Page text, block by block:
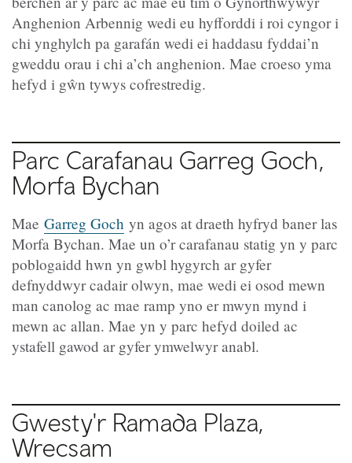
Anghenion Arbennig wedi eu hyfforddi i roi cyngor i
chi ynghylch pa garafán wedi ei haddasu fyddai’n
gweddu orau i chi a’ch anghenion. Mae croeso yma
hefyd i gŵn tywys cofrestredig.
Parc Carafanau Garreg Goch,
Morfa Bychan
Mae Garreg Goch yn agos at draeth hyfryd baner las
Morfa Bychan. Mae un o’r carafanau statig yn y parc
poblogaidd hwn yn gwbl hygyrch ar gyfer
defnyddwyr cadair olwyn, mae wedi ei osod mewn
man canolog ac mae ramp yno er mwyn mynd i
mewn ac allan. Mae yn y parc hefyd doiled ac
ystafell gawod ar gyfer ymwelwyr anabl.
Gwesty'r Ramada Plaza,
Wrecsam